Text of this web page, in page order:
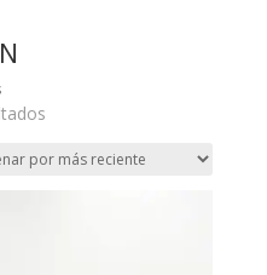
Ordenado
los